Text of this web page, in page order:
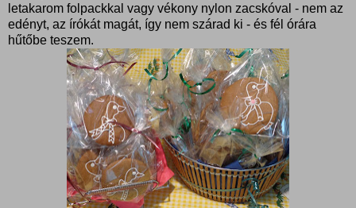
letakarom folpackkal vagy vékony nylon zacskóval - nem az
edényt, az írókát magát, így nem szárad ki - és fél órára
hűtőbe teszem.